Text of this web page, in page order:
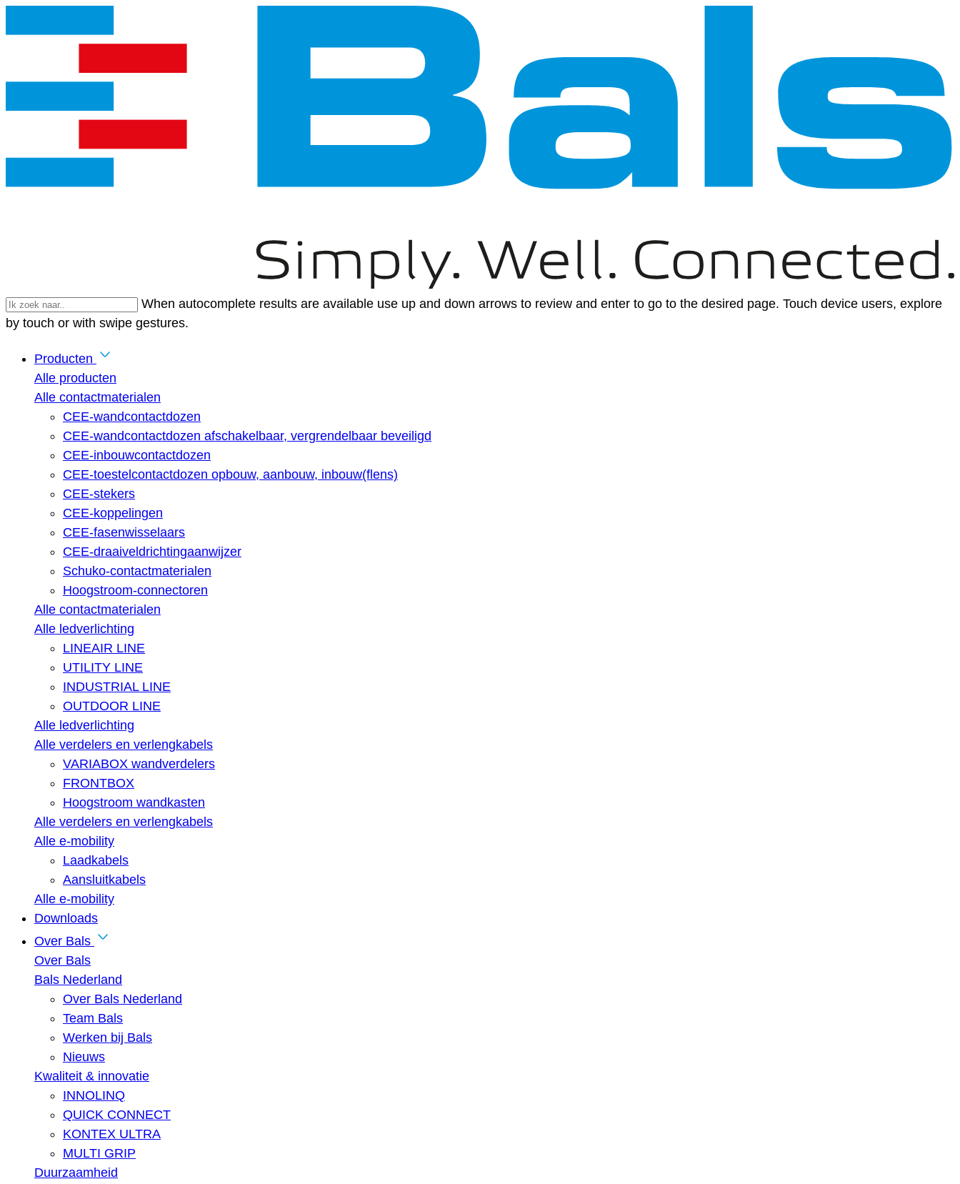
When autocomplete results are available use up and down arrows to review and enter to go to the desired page. Touch device users, explore
by touch or with swipe gestures.
Producten
Alle producten
Alle contactmaterialen
CEE-wandcontactdozen
CEE-wandcontactdozen afschakelbaar, vergrendelbaar beveiligd
CEE-inbouwcontactdozen
CEE-toestelcontactdozen opbouw, aanbouw, inbouw(flens)
CEE-stekers
CEE-koppelingen
CEE-fasenwisselaars
CEE-draaiveldrichtingaanwijzer
Schuko-contactmaterialen
Hoogstroom-connectoren
Alle contactmaterialen
Alle ledverlichting
LINEAIR LINE
UTILITY LINE
INDUSTRIAL LINE
OUTDOOR LINE
Alle ledverlichting
Alle verdelers en verlengkabels
VARIABOX wandverdelers
FRONTBOX
Hoogstroom wandkasten
Alle verdelers en verlengkabels
Alle e-mobility
Laadkabels
Aansluitkabels
Alle e-mobility
Downloads
Over Bals
Over Bals
Bals Nederland
Over Bals Nederland
Team Bals
Werken bij Bals
Nieuws
Kwaliteit & innovatie
INNOLINQ
QUICK CONNECT
KONTEX ULTRA
MULTI GRIP
Duurzaamheid